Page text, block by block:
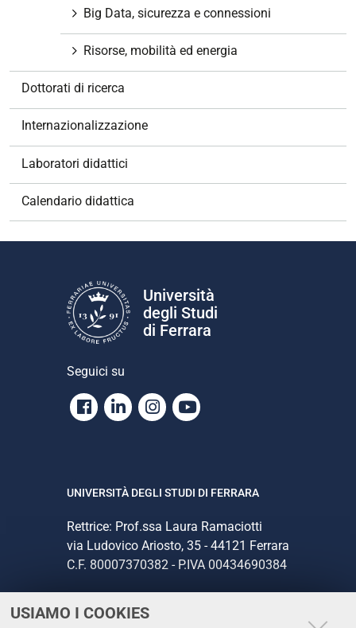
USIAMO I COOKIES
Big Data, sicurezza e connessioni
Risorse, mobilità ed energia
Dottorati di ricerca
Internazionalizzazione
Laboratori didattici
Calendario didattica
Università
degli Studi
di Ferrara
Seguici su
Facebook
LinkedinInstagram
Youtube
UNIVERSITÀ DEGLI STUDI DI FERRARA
Rettrice: Prof.ssa Laura Ramaciotti
via Ludovico Ariosto, 35 - 44121 Ferrara
C.F. 80007370382 - P.IVA 00434690384
CONTATTI